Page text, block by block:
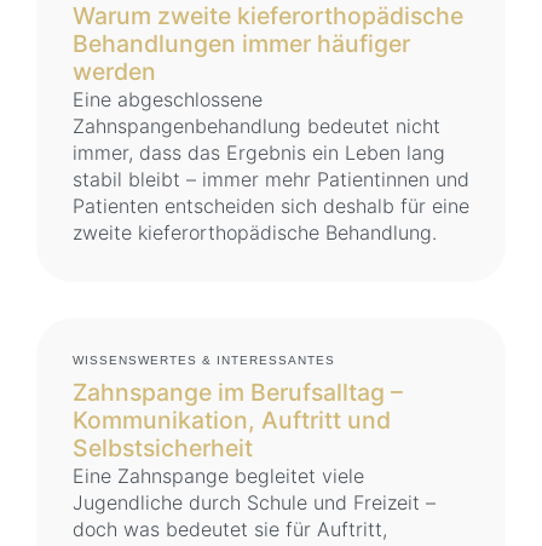
Warum zweite kieferorthopädische
Behandlungen immer häufiger
werden
Eine abgeschlossene
Zahnspangenbehandlung bedeutet nicht
immer, dass das Ergebnis ein Leben lang
stabil bleibt – immer mehr Patientinnen und
Patienten entscheiden sich deshalb für eine
zweite kieferorthopädische Behandlung.
WISSENSWERTES & INTERESSANTES
Zahnspange im Berufsalltag –
Kommunikation, Auftritt und
Selbstsicherheit
Eine Zahnspange begleitet viele
Jugendliche durch Schule und Freizeit –
doch was bedeutet sie für Auftritt,